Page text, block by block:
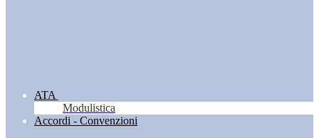
ATA
Modulistica
Accordi - Convenzioni